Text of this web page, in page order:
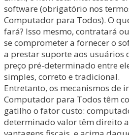
software (obrigatório nos
Computador para Todos). O
fará? Isso mesmo, contratará
se comprometer a fornecer o
a prestar suporte aos usuários
preço pré-determinado entre
simples, correto e tradicional.
Entretanto, os mecanismos de
Computador para Todos têm
gatilho o fator custo:
determinado valor têm direito